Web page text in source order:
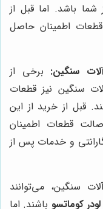
شما باشد. اما قبل از
اطمینان حاصل
سنگین: برخی از
سنگین نیز قطعات
قبل از خرید از این
قطعات اطمینان
و خدمات پس از
سنگین، می‌توانند
کوماتسو باشند. اما